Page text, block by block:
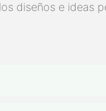
diseños e ideas